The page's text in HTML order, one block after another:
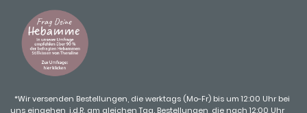
*Wir versenden Bestellungen, die werktags (Mo-Fr) bis um 12:00 Uhr bei
uns eingehen, i.d.R. am gleichen Tag. Bestellungen, die nach 12:00 Uhr